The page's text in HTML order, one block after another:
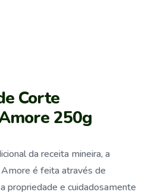
Corte
250g
da receita mineira, a
é feita através de
propriedade e cuidadosamente